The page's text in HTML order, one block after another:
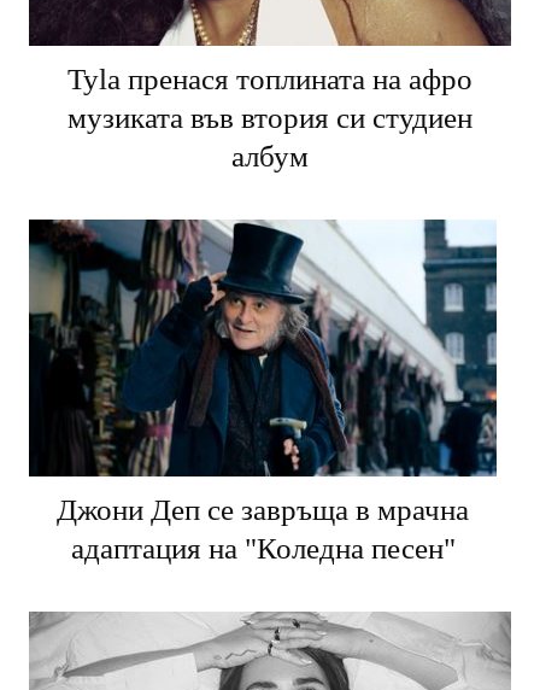
Tyla пренася топлината на афро
музиката във втория си студиен
албум
Джони Деп се завръща в мрачна
адаптация на "Коледна песен"